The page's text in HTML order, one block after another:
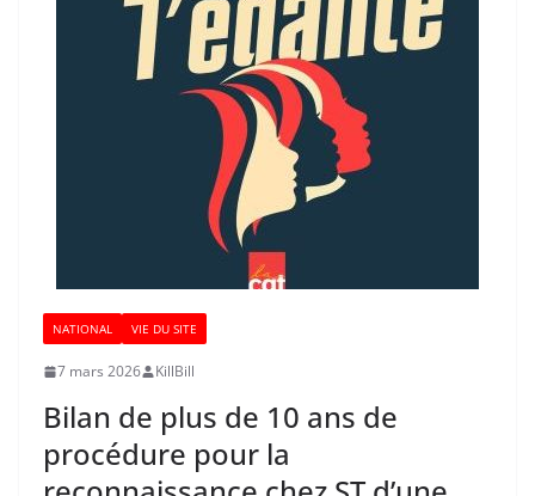
NATIONAL VIE DU SITE
7 mars 2026 KillBill
Bilan de plus de 10 ans de
procédure pour la